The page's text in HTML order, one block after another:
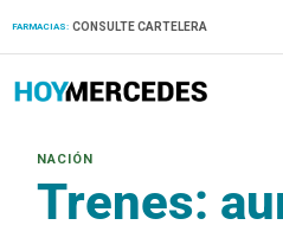
FARMACIAS: CONSULTE CARTELERA
Trenes: